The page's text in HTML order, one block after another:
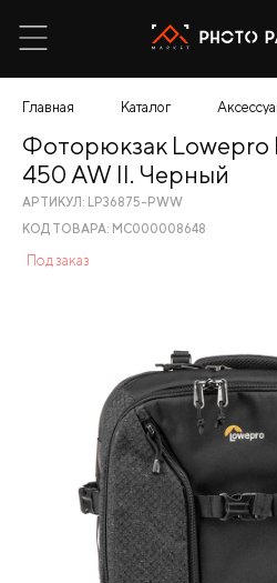
Главная Каталог
Фоторюкзак Lowepro
450 AW II. Черный
АРТИКУЛ: LP36875-PWW
КОД ТОВАРА: МС000008648
Под заказ